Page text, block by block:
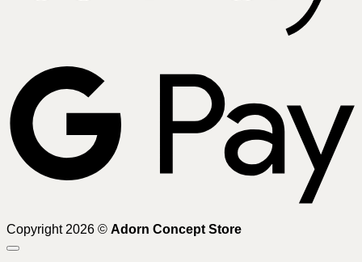
Copyright 2026 © Adorn Concept Store